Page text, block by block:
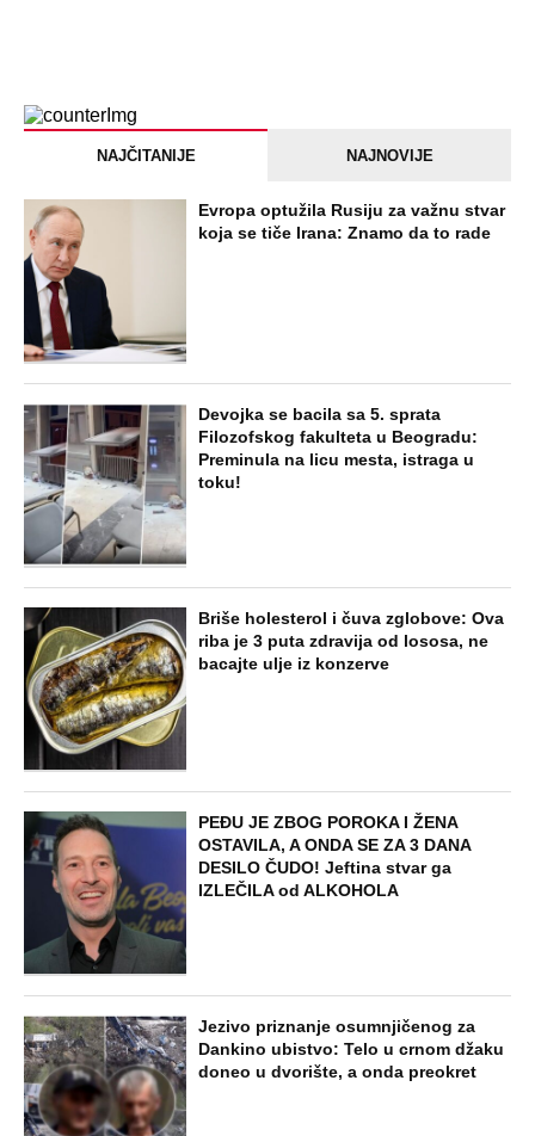
NAJČITANIJE NAJNOVIJE
Evropa optužila Rusiju za važnu stvar
koja se tiče Irana: Znamo da to rade
Devojka se bacila sa 5. sprata
Filozofskog fakulteta u Beogradu:
Preminula na licu mesta, istraga u
toku!
Briše holesterol i čuva zglobove: Ova
riba je 3 puta zdravija od lososa, ne
bacajte ulje iz konzerve
PEĐU JE ZBOG POROKA I ŽENA
OSTAVILA, A ONDA SE ZA 3 DANA
DESILO ČUDO! Jeftina stvar ga
IZLEČILA od ALKOHOLA
Jezivo priznanje osumnjičenog za
Dankino ubistvo: Telo u crnom džaku
doneo u dvorište, a onda preokret